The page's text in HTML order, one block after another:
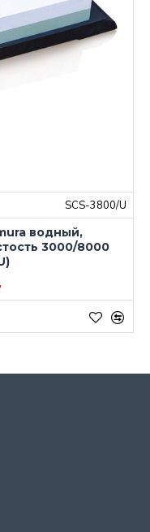
SCS-3800/U
водный,
3000/8000